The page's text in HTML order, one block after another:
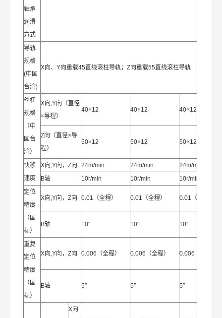
轴承
润滑
方式
导轨
规格
(中国
台湾)
X向、Y向重载45直线滚柱导轨；Z向重载55直线滚柱导轨
丝杠
规格
（中
国台
湾）
X向,Y向（直径
×导程）
40×12 40×12 40×12
Z向（直径×导
程）
50×12 50×12 50×12
快移
速度
X向,Y向，Z向 24m/min 24m/min
24m/min
B轴
10r/min 10r/min
10r/min
定位
精度
（国
标）
X向,Y向，Z向 0.01（全程） 0.01（全程） 0.01（全程）
B轴 10″ 10″ 10″
重复
定位
精度
（国
标）
X向,Y向，Z向 0.006（全程） 0.006（全程） 0.006（全程）
B轴 5″ 5″ 5″
X向